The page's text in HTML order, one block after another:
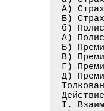
А)
Б)
б)
А)
Б)
В)
Г)
Д)
I.